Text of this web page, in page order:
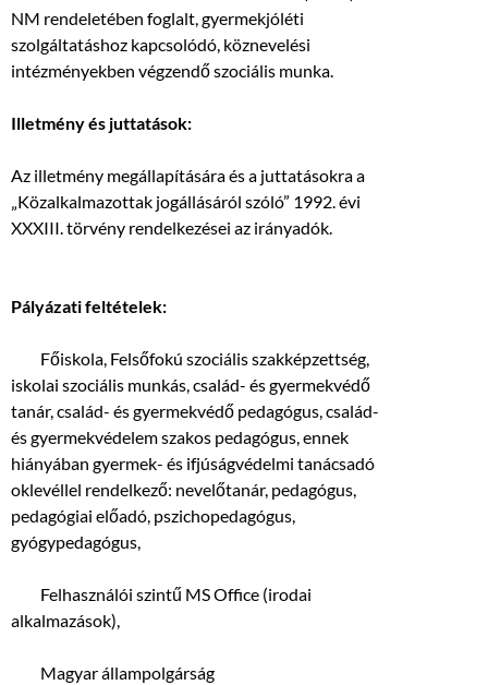
NM rendeletében foglalt, gyermekjóléti
szolgáltatáshoz kapcsolódó, köznevelési
intézményekben végzendő szociális munka.
Illetmény és juttatások:
Az illetmény megállapítására és a juttatásokra a
„Közalkalmazottak jogállásáról szóló” 1992. évi
XXXIII. törvény rendelkezései az irányadók.
Pályázati feltételek:
 Főiskola, Felsőfokú szociális szakképzettség,
iskolai szociális munkás, család- és gyermekvédő
tanár, család- és gyermekvédő pedagógus, család-
és gyermekvédelem szakos pedagógus, ennek
hiányában gyermek- és ifjúságvédelmi tanácsadó
oklevéllel rendelkező: nevelőtanár, pedagógus,
pedagógiai előadó, pszichopedagógus,
gyógypedagógus,
 Felhasználói szintű MS Office (irodai
alkalmazások),
 Magyar állampolgárság